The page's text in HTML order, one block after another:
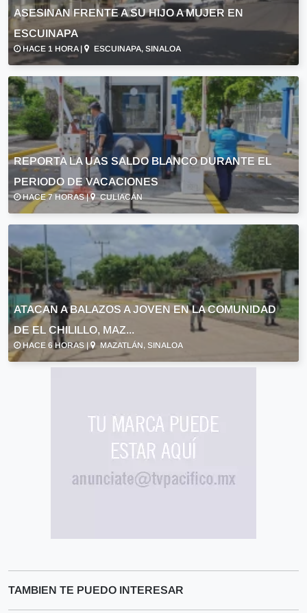
ASESINAN FRENTE A SU HIJO A MUJER EN
ESCUINAPA
HACE 1 HORA | ESCUINAPA, SINALOA
REPORTA LA UAS SALDO BLANCO DURANTE EL
PERIODO DE VACACIONES
HACE 7 HORAS | CULIACÁN
ATACAN A BALAZOS A JOVEN EN LA COMUNIDAD
DE EL CHILILLO, MAZ...
HACE 6 HORAS | MAZATLÁN, SINALOA
TAMBIEN TE PUEDO INTERESAR